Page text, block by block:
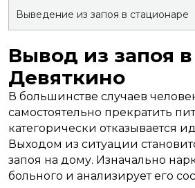
Выведение из запоя в стационаре
Вывод из запоя в
Девяткино
В большинстве случаев
самостоятельно прекратить
категорически отказывается
Выходом из ситуации
запоя на дому. Изначально
больного и анализирует его